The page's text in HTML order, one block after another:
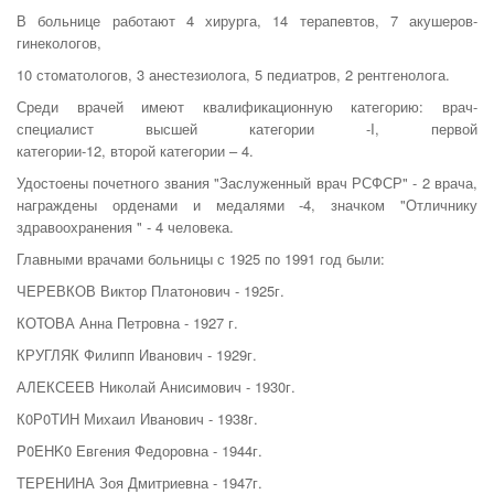
В больнице работают 4 хирурга, 14 терапевтов, 7 акушеров-
гинекологов,
10 стоматологов, 3 анестезиолога, 5 педиатров, 2 рентгенолога.
Среди врачей имеют квалификационную категорию: врач-
специалист высшей категории -I, первой
категории-12, второй категории – 4.
Удостоены почетного звания "Заслуженный врач РСФСР" - 2 врача,
награждены орденами и медалями -4, значком "Отличнику
здравоохране­ния " - 4 человека.
Главными врачами больницы с 1925 по 1991 год были:
ЧЕРЕВКОВ Виктор Платонович - 1925г.
КОТОВА Анна Петровна - 1927 г.
КРУГЛЯК Филипп Иванович - 1929г.
АЛЕКСЕЕВ Николай Анисимович - 1930г.
К0Р0ТИН Михаил Иванович - 1938г.
P0EHK0 Евгения Федоровна - 1944г.
ТЕРЕНИНА Зоя Дмитриевна - 1947г.